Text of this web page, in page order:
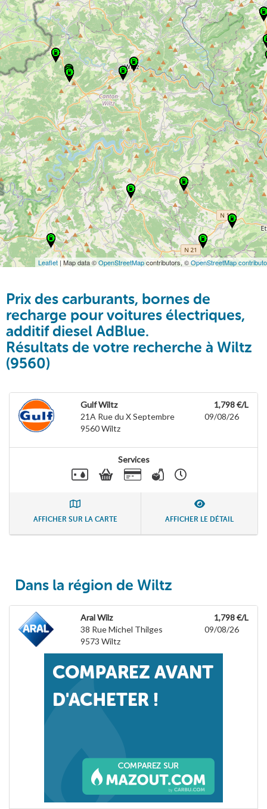
Leaflet | Map data ©OpenStreetMapcontributors, ©OpenStreetMap
Prix des carburants, bornes de
recharge pour voitures électriques,
additif diesel AdBlue.
Résultats de votre recherche à Wiltz
(9560)
Gulf Wiltz
21A Rue du X Septembre
9560Wiltz
1,798 €/L
09/08/26
Services
AFFICHER SUR LA CARTE AFFICHER LE DÉTAIL
Dans la région de Wiltz
Aral Wilz
38 Rue Michel Thilges
9573 Wiltz
1,798 €/L
09/08/26